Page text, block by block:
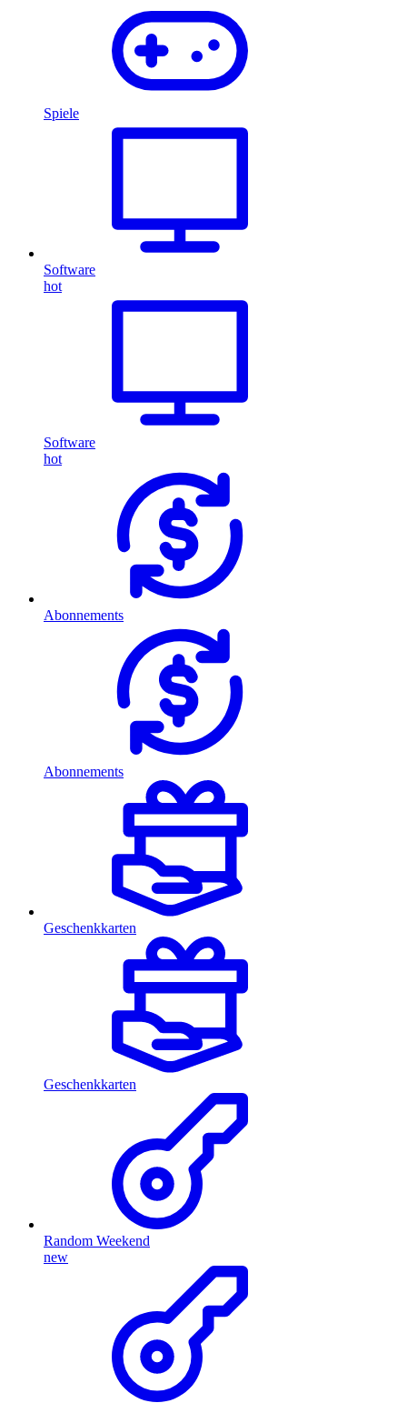
Spiele
Software
hot
Software
hot
Abonnements
Abonnements
Geschenkkarten
Geschenkkarten
Random Weekend
new